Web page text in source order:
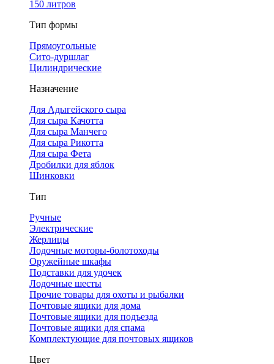
150 литров
Тип формы
Прямоугольные
Сито-дуршлаг
Цилиндрические
Назначение
Для Адыгейского сыра
Для сыра Качотта
Для сыра Манчего
Для сыра Рикотта
Для сыра Фета
Дробилки для яблок
Шинковки
Тип
Ручные
Электрические
Жерлицы
Лодочные моторы-болотоходы
Оружейные шкафы
Подставки для удочек
Лодочные шесты
Прочие товары для охоты и рыбалки
Почтовые ящики для дома
Почтовые ящики для подъезда
Почтовые ящики для спама
Комплектующие для почтовых ящиков
Цвет